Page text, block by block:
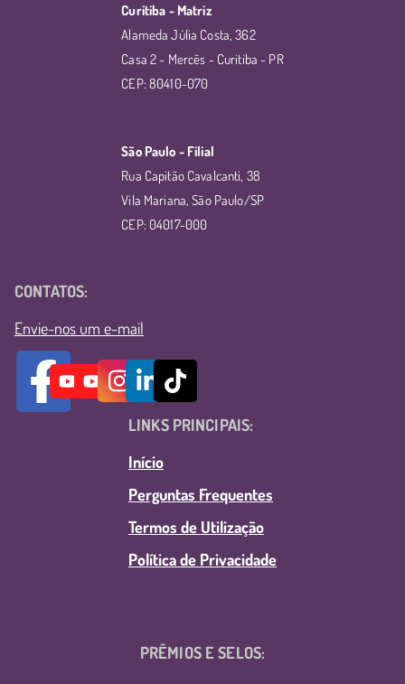
Curitiba - Matriz
Alameda Júlia Costa, 362
Casa 2 - Mercês - Curitiba - PR
CEP: 80410-070
São Paulo - Filial
Rua Capitão Cavalcanti, 38
Vila Mariana, São Paulo/SP
CEP: 04017-000
CONTATOS:
Envie-nos um e-mail
LINKS PRINCIPAIS:
Início
Perguntas Frequentes
Termos de Utilização
Política de Privacidade
PRÊMIOS E SELOS: